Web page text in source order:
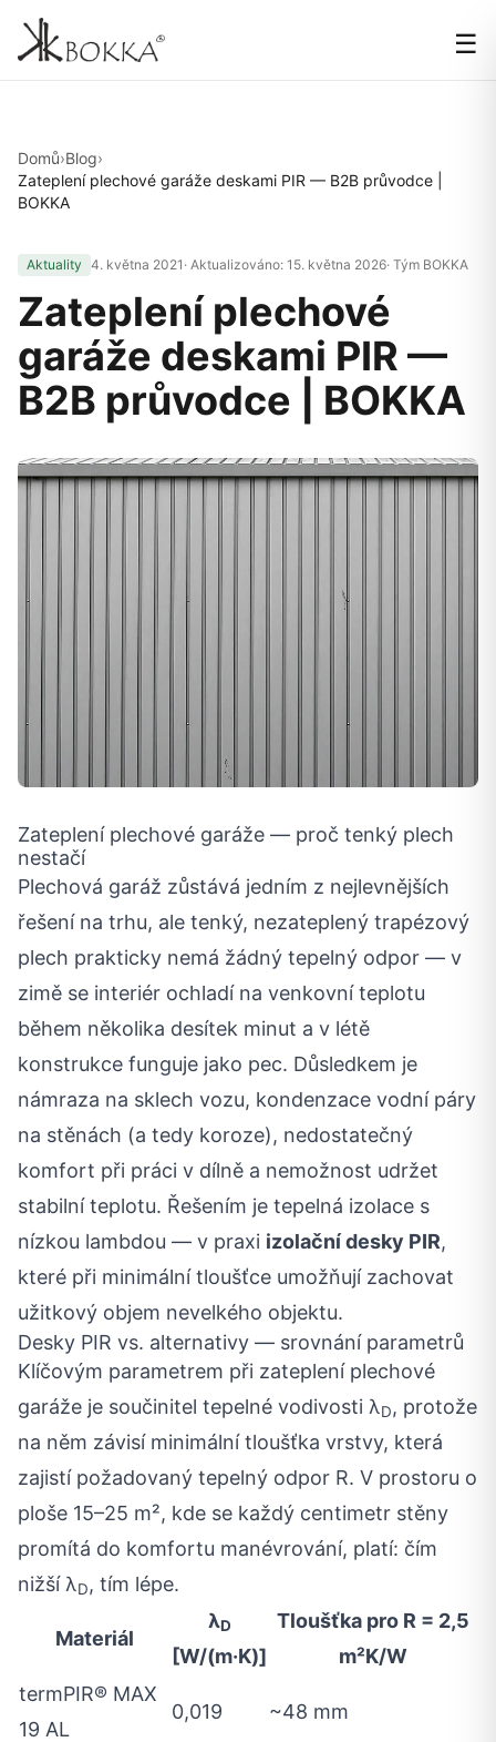
☰
Domů›Blog›
Zateplení plechové garáže deskami PIR — B2B průvodce |
BOKKA
Aktuality 4. května 2021 · Aktualizováno: 15. května 2026· Tým BOKKA
Zateplení plechové
garáže deskami PIR —
B2B průvodce | BOKKA
Zateplení plechové garáže — proč tenký plech
nestačí
Plechová garáž zůstává jedním z nejlevnějších
řešení na trhu, ale tenký, nezateplený trapézový
plech prakticky nemá žádný tepelný odpor — v
zimě se interiér ochladí na venkovní teplotu
během několika desítek minut a v létě
konstrukce funguje jako pec. Důsledkem je
námraza na sklech vozu, kondenzace vodní páry
na stěnách (a tedy koroze), nedostatečný
komfort při práci v dílně a nemožnost udržet
stabilní teplotu. Řešením je tepelná izolace s
nízkou lambdou — v praxi izolační desky PIR,
které při minimální tloušťce umožňují zachovat
užitkový objem nevelkého objektu.
Desky PIR vs. alternativy — srovnání parametrů
Klíčovým parametrem při zateplení plechové
garáže je součinitel tepelné vodivosti λD, protože
na něm závisí minimální tloušťka vrstvy, která
zajistí požadovaný tepelný odpor R. V prostoru o
ploše 15–25 m², kde se každý centimetr stěny
promítá do komfortu manévrování, platí: čím
nižší λD, tím lépe.
Materiál
λD
[W/(m·K)]
Tloušťka pro R = 2,5
m²K/W
termPIR® MAX
19 AL
0,019 ~48 mm